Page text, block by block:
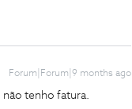
Forum|Forum|9 months ago
tenho fatura.